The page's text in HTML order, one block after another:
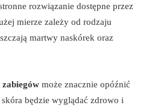
rozwiązanie dostępne przez
mierze zależy od rodzaju
martwy naskórek oraz
może znacznie opóźnić
będzie wyglądać zdrowo i